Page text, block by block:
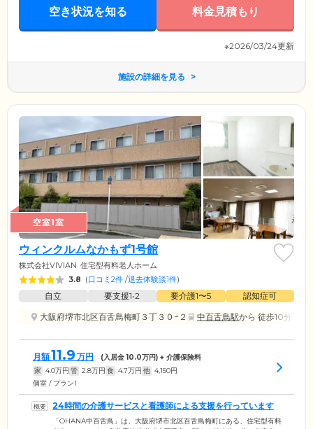
空き状況を知る 料金見積もり
※2026/03/24更新
施設の詳細を見る
空室1室
ウィンクルムなかもず1号館
株式会社VIVIAN 住宅型有料老人ホーム
3.8 (口コミ2件 /退去体験談1件)
自立 要支援1•2 要介護1〜5
認知症可
大阪府堺市北区百舌鳥梅町３丁３０−２
中百舌鳥駅から 徒歩10分
月額11.9 万円 (入居金10.0万円) + 介護保険料
家 4.0万円 管 2.8万円 食 4.7万円 他 4,150円
個室 / プラン1
24時間の介護サービスと看護師による支援を行っています
「OHANA中百舌鳥」は、大阪府堺市北区百舌鳥梅町にある、住宅型有料